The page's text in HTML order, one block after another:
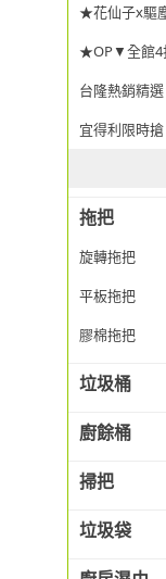
★花仙子x驅
★OP▼全館4
台隆熱銷精選
宜得利限時搶
拖把
旋轉拖把
平板拖把
膠棉拖把
垃圾桶
廚餘桶
掃把
垃圾袋